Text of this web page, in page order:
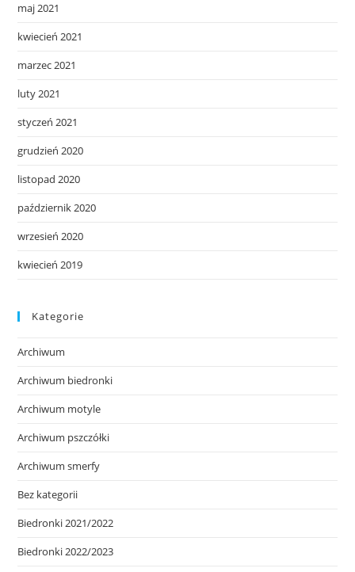
maj 2021
kwiecień 2021
marzec 2021
luty 2021
styczeń 2021
grudzień 2020
listopad 2020
październik 2020
wrzesień 2020
kwiecień 2019
Kategorie
Archiwum
Archiwum biedronki
Archiwum motyle
Archiwum pszczółki
Archiwum smerfy
Bez kategorii
Biedronki 2021/2022
Biedronki 2022/2023